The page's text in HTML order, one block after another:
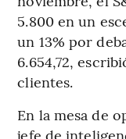
5.800 en un
un 13% por
6.654,72,
clientes.
En la mesa de
jefe de